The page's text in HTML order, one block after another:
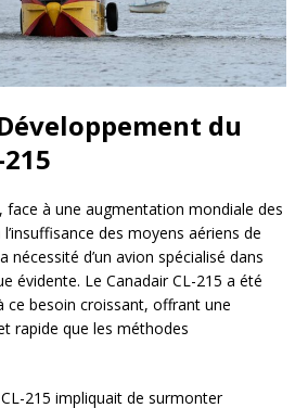
du
face à une augmentation mondiale des
des moyens aériens de
nécessité d’un avion spécialisé dans
évidente. Le Canadair CL-215 a été
ce besoin croissant, offrant une
rapide que les méthodes
215 impliquait de surmonter